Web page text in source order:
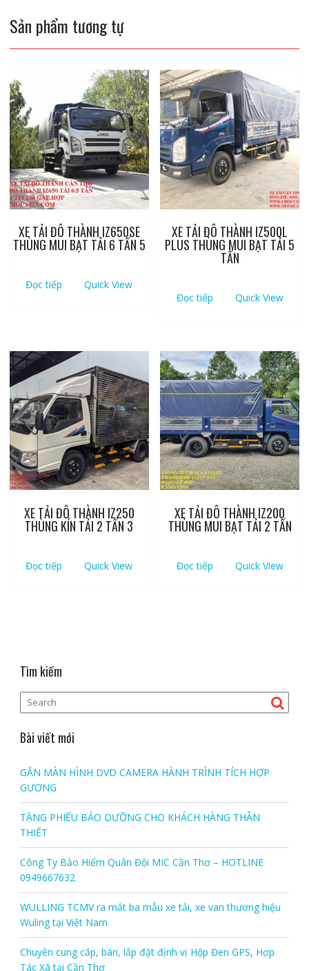
Sản phẩm tương tự
XE TẢI ĐÔ THÀNH IZ650SE
THÙNG MUI BẠT TẢI 6 TẤN 5
Đọc tiếp Quick View
XE TẢI ĐÔ THÀNH IZ500L
PLUS THÙNG MUI BẠT TẢI 5
TẤN
Đọc tiếp Quick View
XE TẢI ĐÔ THÀNH IZ250
THÙNG KÍN TẢI 2 TẤN 3
Đọc tiếp Quick View
XE TẢI ĐÔ THÀNH IZ200
THÙNG MUI BẠT TẢI 2 TẤN
Đọc tiếp Quick View
Tìm kiếm
Bài viết mới
GẮN MÀN HÌNH DVD CAMERA HÀNH TRÌNH TÍCH HỢP
GƯƠNG
TẶNG PHIẾU BẢO DƯỠNG CHO KHÁCH HÀNG THÂN
THIẾT
Công Ty Bảo Hiểm Quân Đội MIC Cần Thơ – HOTLINE
0949667632
WULLING TCMV ra mắt ba mẫu xe tải, xe van thương hiệu
Wuling tại Việt Nam
Chuyên cung cấp, bán, lắp đặt định vị Hộp Đen GPS, Hợp
Tác Xã tại Cần Thơ